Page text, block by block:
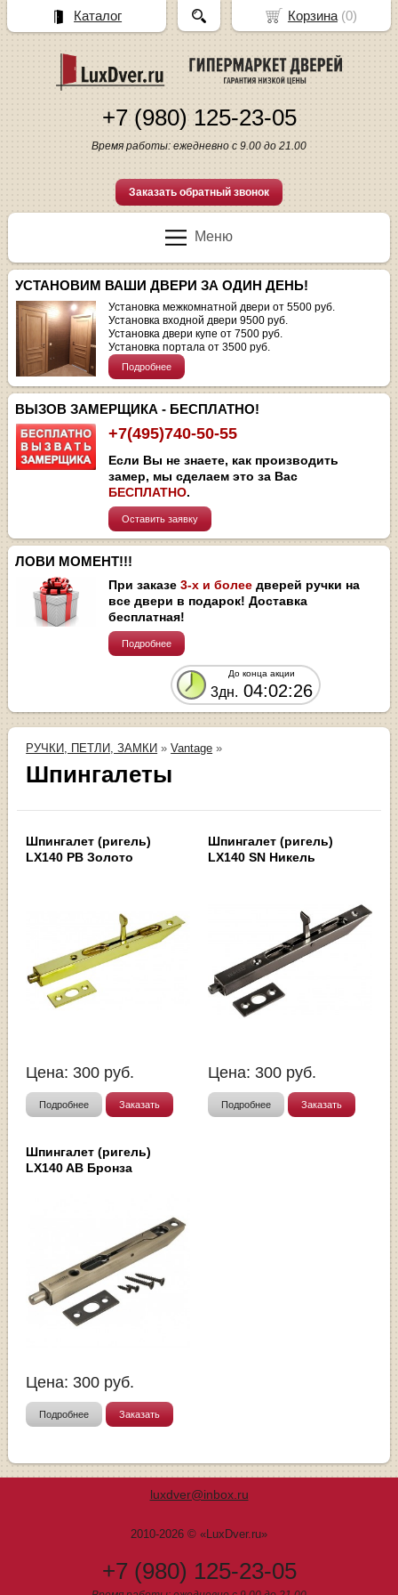
+7 (980) 125-23-05
Время работы: ежедневно с 9.00 до 21.00
Заказать обратный звонок
Меню
УСТАНОВИМ ВАШИ ДВЕРИ ЗА ОДИН ДЕНЬ!
Установка межкомнатной двери от 5500 руб.
Установка входной двери 9500 руб.
Установка двери купе от 7500 руб.
Установка портала от 3500 руб.
Подробнее
ВЫЗОВ ЗАМЕРЩИКА - БЕСПЛАТНО!
+7(495)740-50-55
Если Вы не знаете, как производить
замер, мы сделаем это за Вас
БЕСПЛАТНО.
Оставить заявку
ЛОВИ МОМЕНТ!!!
При заказе3-х и более дверей ручки на
все двери в подарок! Доставка
бесплатная!
Подробнее
До конца акции
3дн. 04:02:26
РУЧКИ, ПЕТЛИ, ЗАМКИ »Vantage »
Шпингалеты
Шпингалет (ригель)
LX140 PB Золото
Цена: 300 руб.
Подробнее Заказать
Шпингалет (ригель)
LX140 SN Никель
Цена: 300 руб.
Подробнее Заказать
Шпингалет (ригель)
LX140 AB Бронза
Цена: 300 руб.
Подробнее Заказать
luxdver@inbox.ru
2010-2026 © «LuxDver.ru»
+7 (980) 125-23-05
Корзина(0)
Каталог